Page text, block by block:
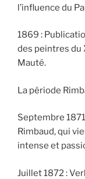
l’influence du
1869 :
des peintres du
Mauté.
La période
Septembre
Rimbaud, qui
intense et
Juillet 1872 :